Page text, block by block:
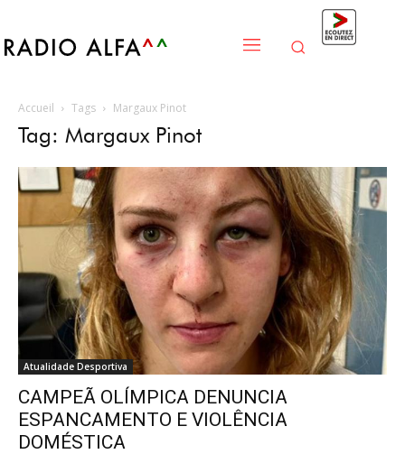
Accueil Tags Margaux Pinot
Tag: Margaux Pinot
Atualidade Desportiva
CAMPEÃ OLÍMPICA DENUNCIA
ESPANCAMENTO E VIOLÊNCIA
DOMÉSTICA